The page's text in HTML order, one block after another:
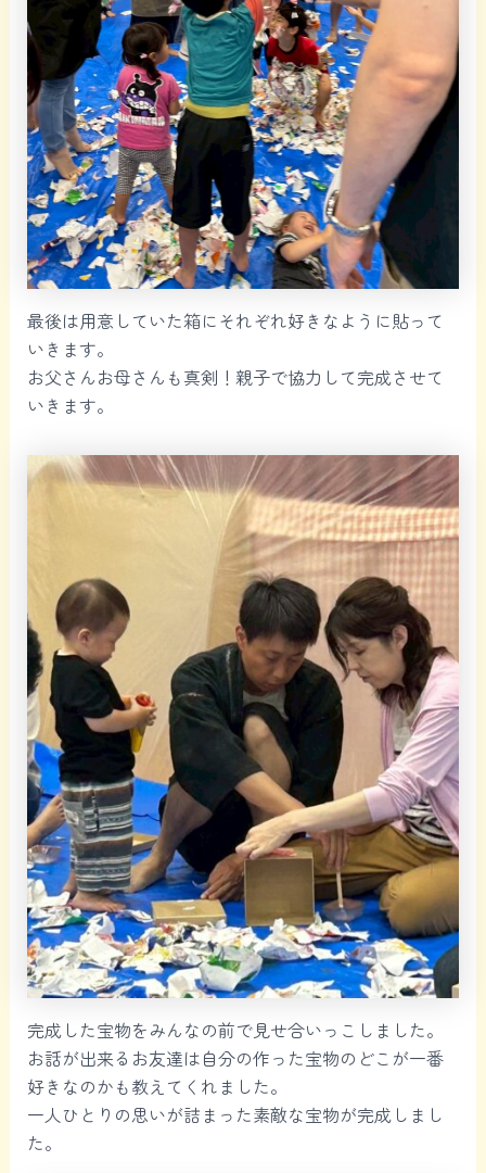
最後は用意していた箱にそれぞれ好きなように貼って
いきます。
お父さんお母さんも真剣！親子で協力して完成させて
いきます。
完成した宝物をみんなの前で見せ合いっこしました。
お話が出来るお友達は自分の作った宝物のどこが一番
好きなのかも教えてくれました。
一人ひとりの思いが詰まった素敵な宝物が完成しまし
た。